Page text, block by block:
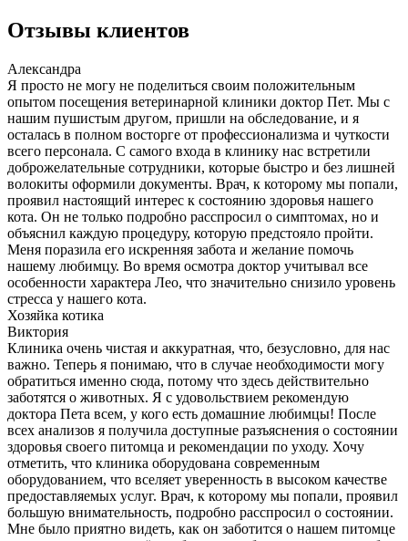
Отзывы клиентов
Александра
Я просто не могу не поделиться своим положительным
опытом посещения ветеринарной клиники доктор Пет. Мы с
нашим пушистым другом, пришли на обследование, и я
осталась в полном восторге от профессионализма и чуткости
всего персонала. С самого входа в клинику нас встретили
доброжелательные сотрудники, которые быстро и без лишней
волокиты оформили документы. Врач, к которому мы попали,
проявил настоящий интерес к состоянию здоровья нашего
кота. Он не только подробно расспросил о симптомах, но и
объяснил каждую процедуру, которую предстояло пройти.
Меня поразила его искренняя забота и желание помочь
нашему любимцу. Во время осмотра доктор учитывал все
особенности характера Лео, что значительно снизило уровень
стресса у нашего кота.
Хозяйка котика
Виктория
Клиника очень чистая и аккуратная, что, безусловно, для нас
важно. Теперь я понимаю, что в случае необходимости могу
обратиться именно сюда, потому что здесь действительно
заботятся о животных. Я с удовольствием рекомендую
доктора Пета всем, у кого есть домашние любимцы! После
всех анализов я получила доступные разъяснения о состоянии
здоровья своего питомца и рекомендации по уходу. Хочу
отметить, что клиника оборудована современным
оборудованием, что вселяет уверенность в высоком качестве
предоставляемых услуг. Врач, к которому мы попали, проявил
большую внимательность, подробно расспросил о состоянии.
Мне было приятно видеть, как он заботится о нашем питомце